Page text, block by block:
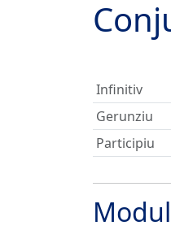
Infinitiv
Gerunziu
Participiu